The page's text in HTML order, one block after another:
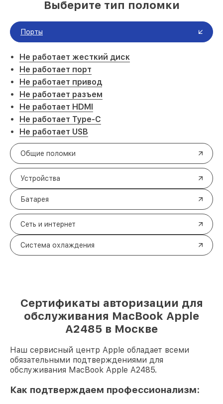
Выберите тип поломки
Порты
Не работает жесткий диск
Не работает порт
Не работает привод
Не работает разъем
Не работает HDMI
Не работает Type-C
Не работает USB
Общие поломки
Устройства
Батарея
Сеть и интернет
Система охлаждения
Сертификаты авторизации для
обслуживания MacBook Apple
A2485 в Москве
Наш сервисный центр Apple обладает всеми
обязательными подтверждениями для
обслуживания MacBook Apple A2485.
Как подтверждаем профессионализм: